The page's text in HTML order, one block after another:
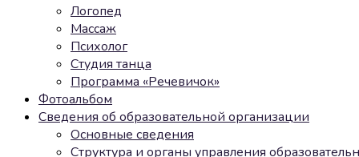
Логопед
Массаж
Психолог
Студия танца
Программа «Речевичок»
Фотоальбом
Сведения об образовательной организации
Основные сведения
Структура и органы управления